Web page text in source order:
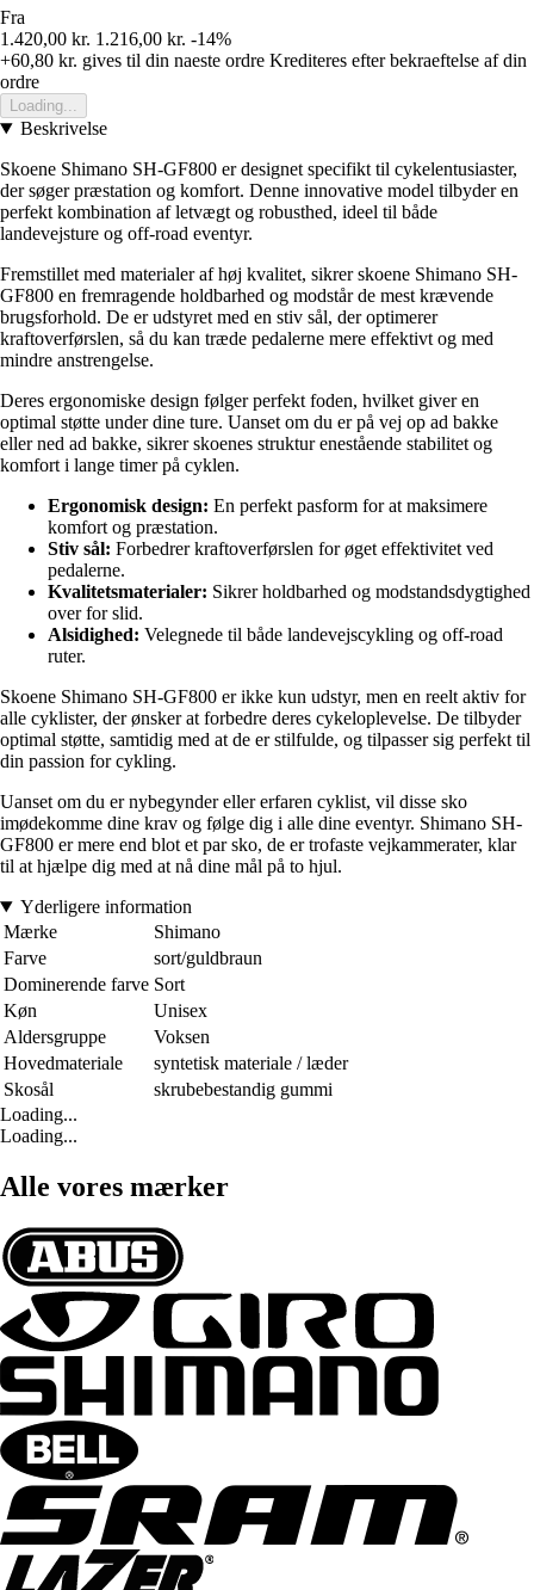
Fra
1.420,00 kr. 1.216,00 kr. -14%
+60,80 kr. gives til din naeste ordre Krediteres efter bekraeftelse af din
ordre
Loading...
Beskrivelse
Skoene Shimano SH-GF800 er designet specifikt til cykelentusiaster,
der søger præstation og komfort. Denne innovative model tilbyder en
perfekt kombination af letvægt og robusthed, ideel til både
landevejsture og off-road eventyr.
Fremstillet med materialer af høj kvalitet, sikrer skoene Shimano SH-
GF800 en fremragende holdbarhed og modstår de mest krævende
brugsforhold. De er udstyret med en stiv sål, der optimerer
kraftoverførslen, så du kan træde pedalerne mere effektivt og med
mindre anstrengelse.
Deres ergonomiske design følger perfekt foden, hvilket giver en
optimal støtte under dine ture. Uanset om du er på vej op ad bakke
eller ned ad bakke, sikrer skoenes struktur enestående stabilitet og
komfort i lange timer på cyklen.
Ergonomisk design: En perfekt pasform for at maksimere
komfort og præstation.
Stiv sål: Forbedrer kraftoverførslen for øget effektivitet ved
pedalerne.
Kvalitetsmaterialer: Sikrer holdbarhed og modstandsdygtighed
over for slid.
Alsidighed: Velegnede til både landevejscykling og off-road
ruter.
Skoene Shimano SH-GF800 er ikke kun udstyr, men en reelt aktiv for
alle cyklister, der ønsker at forbedre deres cykeloplevelse. De tilbyder
optimal støtte, samtidig med at de er stilfulde, og tilpasser sig perfekt til
din passion for cykling.
Uanset om du er nybegynder eller erfaren cyklist, vil disse sko
imødekomme dine krav og følge dig i alle dine eventyr. Shimano SH-
GF800 er mere end blot et par sko, de er trofaste vejkammerater, klar
til at hjælpe dig med at nå dine mål på to hjul.
Yderligere information
Mærke
Shimano
Farve
sort/guldbraun
Dominerende farve Sort
Køn
Unisex
Aldersgruppe
Voksen
Hovedmateriale
syntetisk materiale / læder
Skosål
skrubebestandig gummi
Loading...
Loading...
Alle vores mærker